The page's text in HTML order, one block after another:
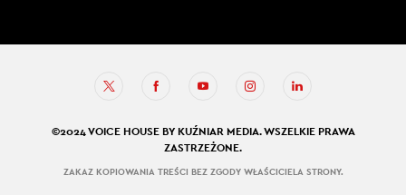
©2024 VOICE HOUSE BY KUŹNIAR MEDIA. WSZELKIE PRAWA
ZASTRZEŻONE.
ZAKAZ KOPIOWANIA TREŚCI BEZ ZGODY WŁAŚCICIELA STRONY.